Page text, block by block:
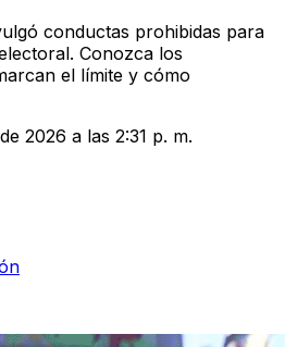
conductas prohibidas para
Conozca los
el límite y cómo
2026 a las 2:31 p. m.